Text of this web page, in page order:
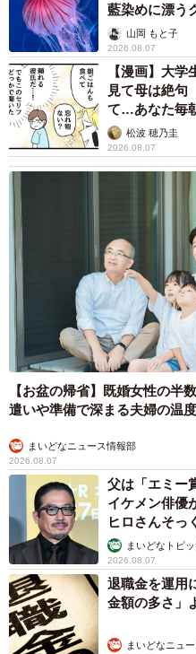
藍染めに漂
ごい」山岡 もと子
2026.08.07
【漫画】大
見て母は絶
て…あなた毎
松波 穂乃圭
2026.08.07
【お盆の帰省】既婚女性の
遣いや準備で深まる夫婦の温
まいどなニュース情報部
2026.08.07
父は「エミー
イケメン俳優
ヒロさんそっ
まいどなトピッ
2026.08.07
退職金を運用
金額の多さ」
まいどなニュ